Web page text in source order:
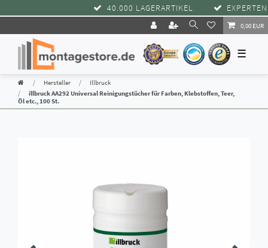
40.000 LAGERARTIKEL
0,00 EUR
☰
Hersteller
Illbruck
illbruck AA292 Universal Reinigungstücher für Farben, Klebstoffen, Teer,
Öl etc., 100 St.